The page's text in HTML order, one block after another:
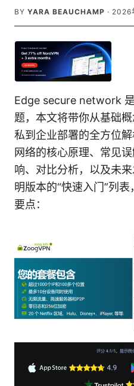
BY YARA BEAUCHAMP · 2026
Edge secure network
题，本文将带你从基础
私到企业部署的全方位
网络的核心原理、常见
响、对比分析，以及未
明版本的“快速入门”列
要点：